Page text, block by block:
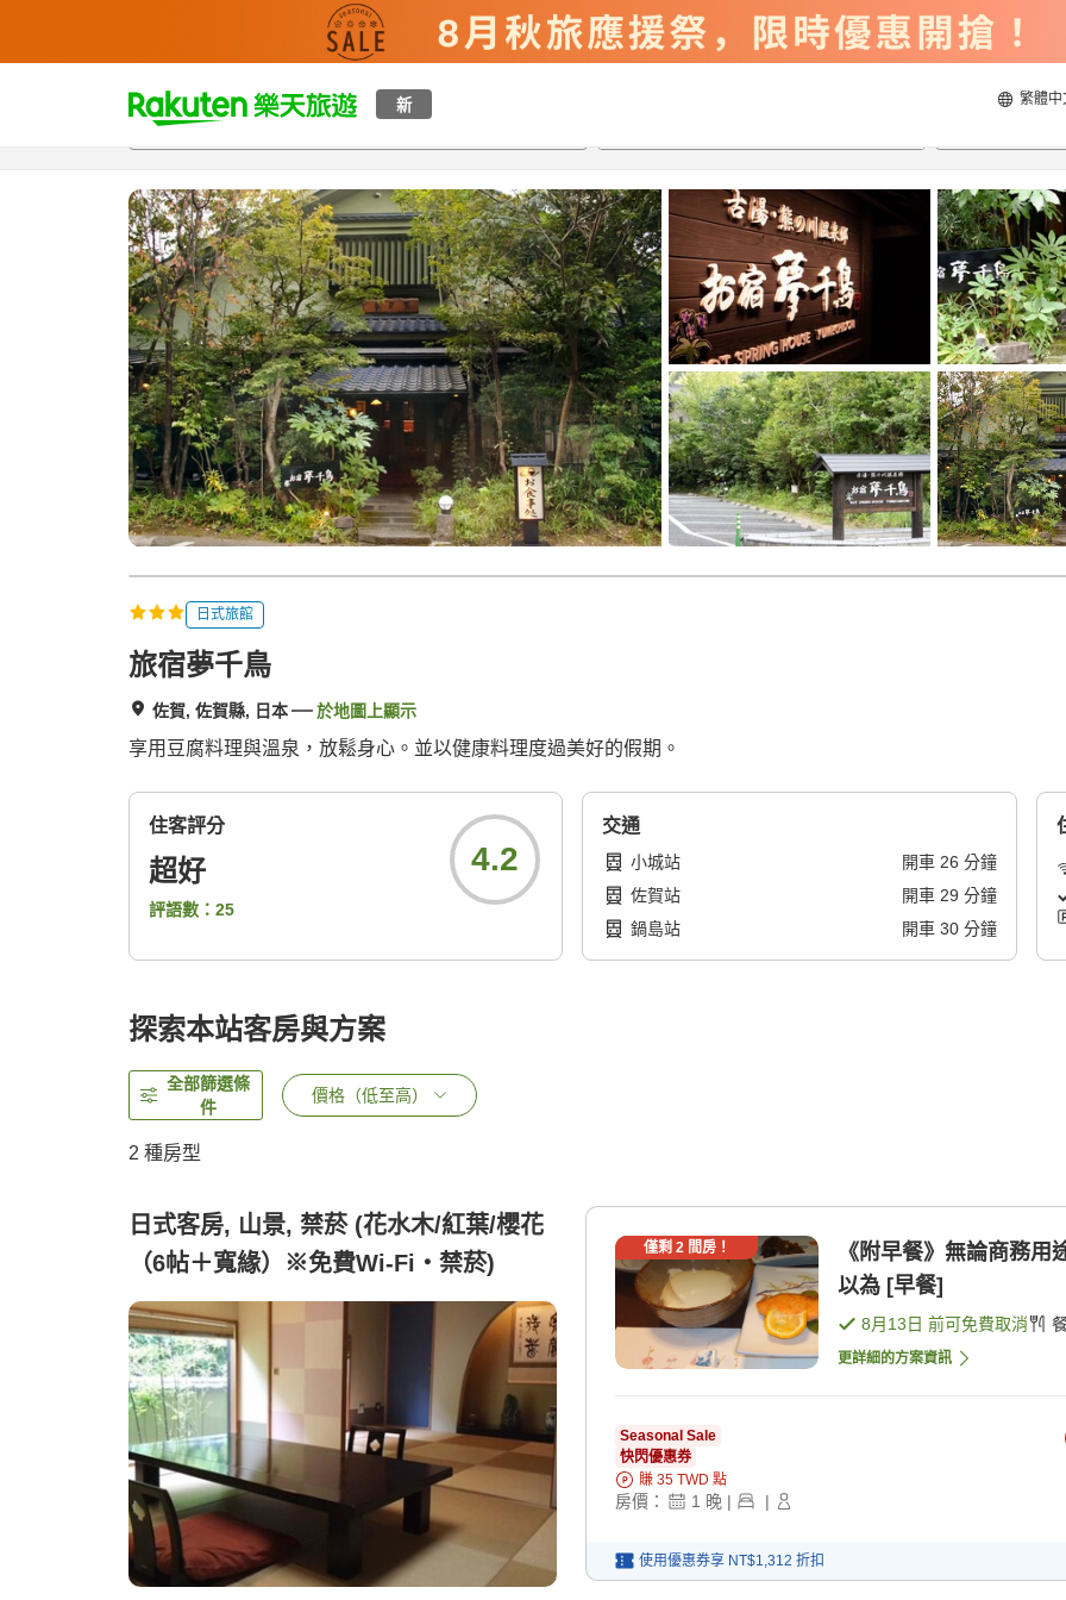
新 繁體中
t
p
a
g
e
_
s
e
a
r
c
h
總覽客房與方案評語設施
日式旅館
旅宿夢千鳥
佐賀, 佐賀縣, 日本 於地圖上顯示
享用豆腐料理與溫泉，放鬆身心。並以健康料理度過美好的假期。
住客評分
超好
評語數： 25
4.2
交通
小城站 開車 26 分鐘
佐賀站
開車 29 分鐘
鍋島站
開車 30分鐘
探索本站客房與方案
全部篩選條
件
價格（低至高）
2 種房型
日式客房, 山景, 禁菸 (花水木/紅葉/櫻花
（6帖＋寬緣）※免費Wi-Fi・禁菸)
僅剩 2間房！
《附早餐》無論商務
以為 [早餐]
8月13日 前可免費取消
更詳細的方案資訊
Seasonal Sale
快閃優惠券
賺 35 TWD 點
房價： 1 晚 | |
使用優惠券享 NT$1,312 折扣